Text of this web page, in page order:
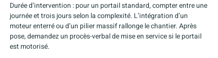
Durée d’intervention : pour un portail standard, compter entre une
journée et trois jours selon la complexité. L’intégration d’un
moteur enterré ou d’un pilier massif rallonge le chantier. Après
pose, demandez un procès-verbal de mise en service si le portail
est motorisé.